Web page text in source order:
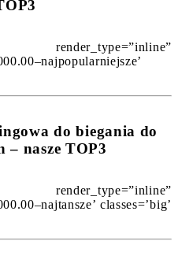
do biegania do
– nasze TOP3
classes=’big’